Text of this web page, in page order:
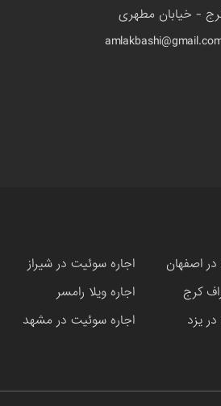
- خیابان مطهری
اصفهان
اجاره سوئیت در شیراز
کرج
اجاره ویلا رامسر
یزد اجاره سوئیت در مشهد